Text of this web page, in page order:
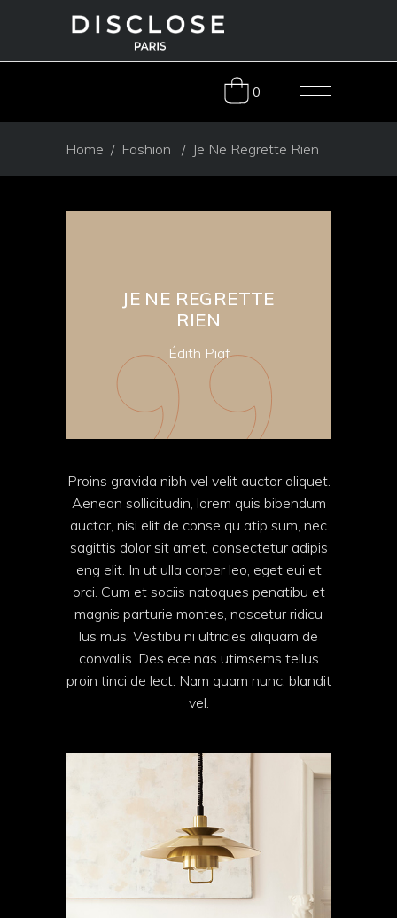
0
Home / Fashion / Je Ne Regrette Rien
JE NE REGRETTE
RIEN
Édith Piaf
Proins gravida nibh vel velit auctor aliquet.
Aenean sollicitudin, lorem quis bibendum
auctor, nisi elit de conse qu atip sum, nec
sagittis dolor sit amet, consectetur adipis
eng elit. In ut ulla corper leo, eget eui et
orci. Cum et sociis natoques penatibu et
magnis parturie montes, nascetur ridicu
lus mus. Vestibu ni ultricies aliquam de
convallis. Des ece nas utimsems tellus
proin tinci de lect. Nam quam nunc, blandit
vel.